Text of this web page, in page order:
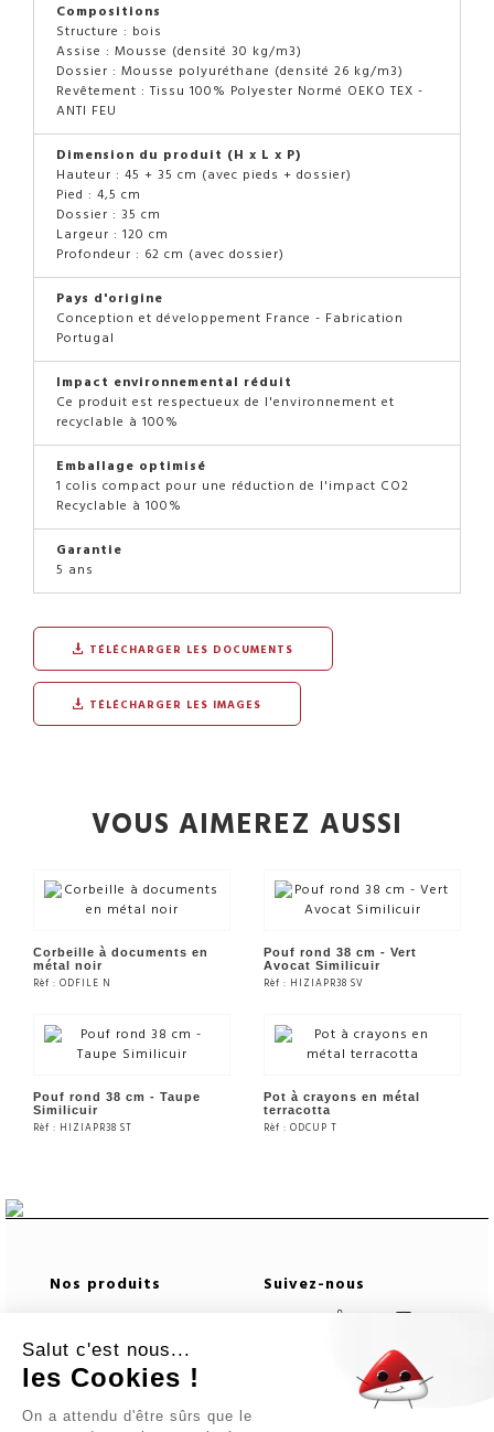
Compositions
Structure : bois
Assise : Mousse (densité 30 kg/m3)
Dossier : Mousse polyuréthane (densité 26 kg/m3)
Revêtement : Tissu 100% Polyester Normé OEKO TEX -
ANTI FEU
Dimension du produit (H x L x P)
Hauteur : 45 + 35 cm (avec pieds + dossier)
Pied : 4,5 cm
Dossier : 35 cm
Largeur : 120 cm
Profondeur : 62 cm (avec dossier)
Pays d'origine
Conception et développement France - Fabrication
Portugal
Impact environnemental réduit
Ce produit est respectueux de l'environnement et
recyclable à 100%
Emballage optimisé
1 colis compact pour une réduction de l'impact CO2
Recyclable à 100%
Garantie
5 ans
TÉLÉCHARGER LES DOCUMENTS
TÉLÉCHARGER LES IMAGES
VOUS AIMEREZ AUSSI
VOIR LE PRODUIT
Corbeille à documents en
métal noir
Rèf : ODFILE N
VOIR LE PRODUIT
Pouf rond 38 cm - Vert
Avocat Similicuir
Rèf : HIZIAPR38 SV
Pouf rond 38 cm - Taupe
Similicuir
Rèf : HIZIAPR38 ST
Pot à crayons en métal
terracotta
Rèf : ODCUP T
Nos produits
Télécharger notre
catalogue
Suivez-nous
Salut c'est nous...
les Cookies !
On a attendu d'être sûrs que le